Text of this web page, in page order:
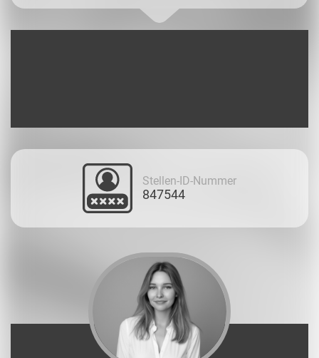
Stellen-ID-Nummer
847544